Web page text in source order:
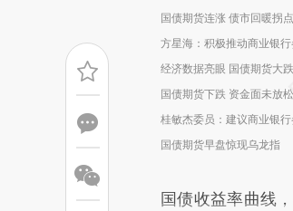
国债期货连涨 债市回暖拐
方星海：积极推动商业银
经济数据亮眼 国债期货大跌
国债期货下跌 资金面未放松
桂敏杰委员：建议商业银
国债期货早盘惊现乌龙指
国债收益率曲线